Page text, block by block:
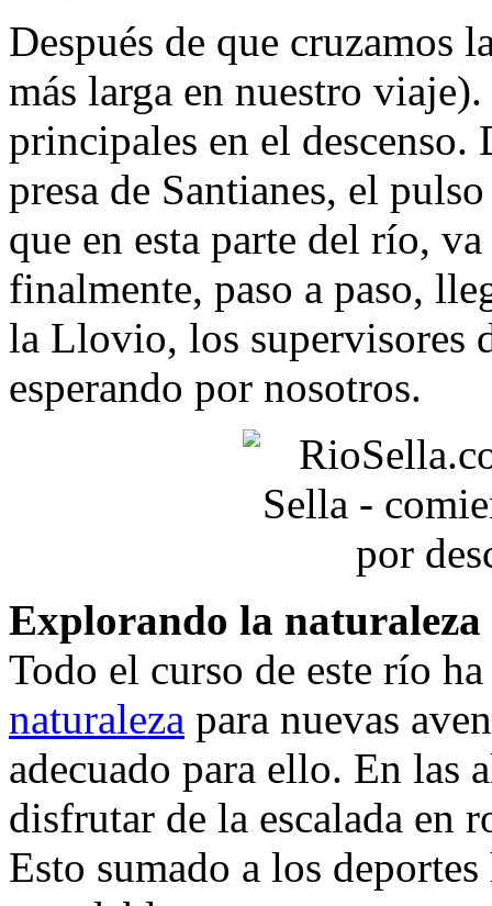
Después de que cruzamos
más larga en nuestro
principales en el descenso.
presa de Santianes, el
que en esta parte del río,
finalmente, paso a paso,
la Llovio, los supervisores
esperando por nosotros.
Explorando la
Todo el curso de este río
naturaleza para nuevas
adecuado para ello. En las
disfrutar de la escalada en
Esto sumado a los